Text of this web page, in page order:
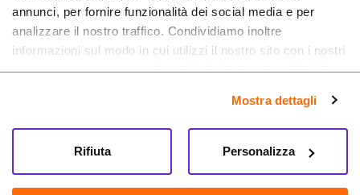
annunci, per fornire funzionalità dei social media e per
analizzare il nostro traffico. Condividiamo inoltre
informazioni sul modo in cui utilizzi il nostro sito con i nostri
partner che si occupano di analisi dei dati web, pubblicità e
informazioni che hai fornito loro o che hanno raccolto dal
tuo utilizzo dei loro servizi.
Mostra dettagli
Personalizza
Rifiuta
Farma.it S.a.s. P. IVA 07417261216 REA: NA-884088